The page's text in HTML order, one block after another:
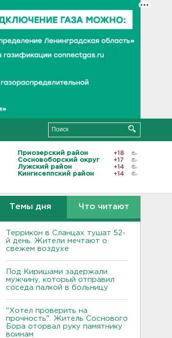
Приозерский район
+18
Сосновоборский округ
+17
Лужский район
+14
Кингисеппский район
+14
Темы дня Что читают
Террикон в Сланцах тушат 52-
й день. Жители мечтают о
свежем воздухе
Под Киришами задержали
мужчину, который отправил
соседа палкой в больницу
"Хотел проверить на
прочность". Житель Соснового
Бора оторвал руку памятнику
воинам